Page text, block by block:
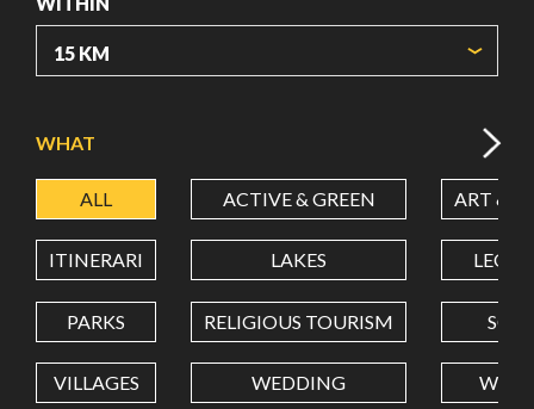
LATITUDE
LONGITUDE
Value in decimal degrees. Use dot (.) as decimal separator.
WHAT
ALL ACTIVE & GREEN ART &
ITINERARI LAKES
PARKS RELIGIOUS TOURISM
VILLAGES WEDDING